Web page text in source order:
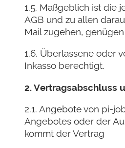
1.5. Maßgeblich ist die
AGB und zu allen
Mail zugehen,
1.6. Überlassene oder
Inkasso berechtigt.
2. Vertragsabschluss
2.1. Angebote von pi-
Angebotes oder der
kommt der Vertrag